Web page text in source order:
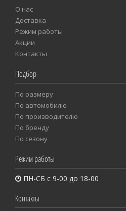
О нас
Доставка
Режим работы
Акции
Контакты
Подбор
По размеру
Пo автомобилю
По производителю
По бренду
По сезону
Режим работы
ПН-СБ с 9-00 до 18-00
Контакты